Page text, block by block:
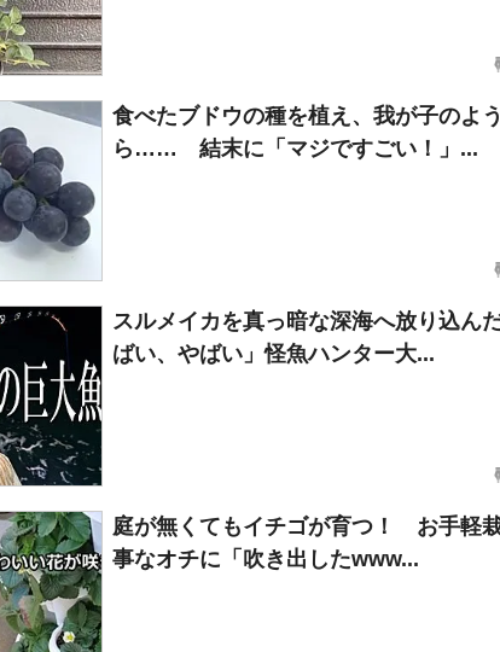
食べたブドウの種を植え、我が子のよ
ら…… 結末に「マジですごい！」...
スルメイカを真っ暗な深海へ放り込
ばい、やばい」怪魚ハンター大...
庭が無くてもイチゴが育つ！ お手軽
事なオチに「吹き出したwww...